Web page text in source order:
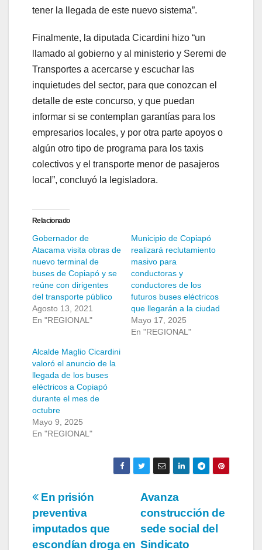
tener la llegada de este nuevo sistema”.
Finalmente, la diputada Cicardini hizo “un
llamado al gobierno y al ministerio y Seremi de
Transportes a acercarse y escuchar las
inquietudes del sector, para que conozcan el
detalle de este concurso, y que puedan
informar si se contemplan garantías para los
empresarios locales, y por otra parte apoyos o
algún otro tipo de programa para los taxis
colectivos y el transporte menor de pasajeros
local”, concluyó la legisladora.
Relacionado
Gobernador de
Atacama visita obras de
nuevo terminal de
buses de Copiapó y se
reúne con dirigentes
del transporte público
Agosto 13, 2021
En "REGIONAL"
Municipio de Copiapó
realizará reclutamiento
masivo para
conductoras y
conductores de los
futuros buses eléctricos
que llegarán a la ciudad
Mayo 17, 2025
En "REGIONAL"
Alcalde Maglio Cicardini
valoró el anuncio de la
llegada de los buses
eléctricos a Copiapó
durante el mes de
octubre
Mayo 9, 2025
En "REGIONAL"
Navegación
de
Avanza
construcción de
sede social del
Sindicato
En prisión
preventiva
imputados que
escondían droga en